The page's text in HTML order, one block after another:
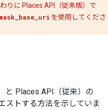
りに Places API（従来版）で
を使用してくださ
と Places API（従来）の
ストする方法を示していま